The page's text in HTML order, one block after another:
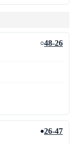
○48-26
●26-47